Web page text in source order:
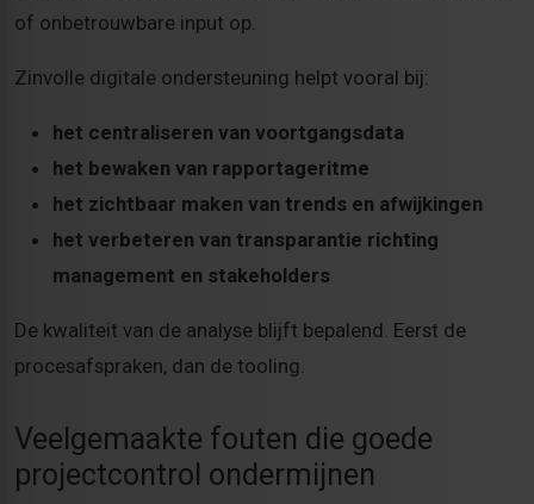
of onbetrouwbare input op.
Zinvolle digitale ondersteuning helpt vooral bij:
het centraliseren van voortgangsdata
het bewaken van rapportageritme
het zichtbaar maken van trends en afwijkingen
het verbeteren van transparantie richting
management en stakeholders
De kwaliteit van de analyse blijft bepalend. Eerst de
procesafspraken, dan de tooling.
Veelgemaakte fouten die goede
projectcontrol ondermijnen